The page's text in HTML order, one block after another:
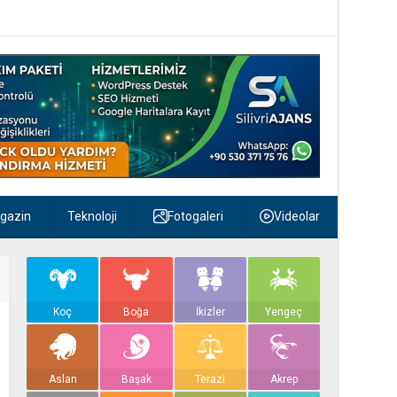
Teknoloji Fotogaleri Videolar
Koç Boğa İkizler Yengeç
Aslan Başak Terazi Akrep